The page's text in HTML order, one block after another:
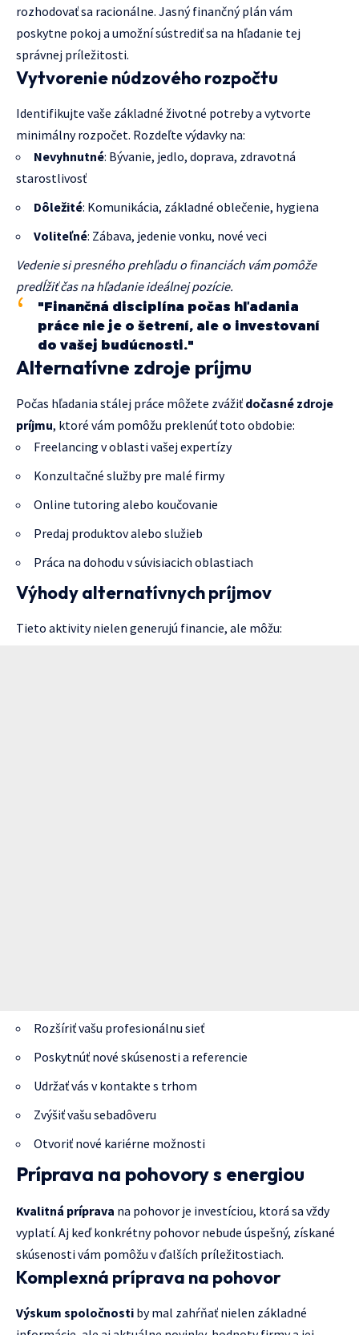
rozhodovať sa racionálne. Jasný finančný plán vám
poskytne pokoj a umožní sústrediť sa na hľadanie tej
správnej príležitosti.
Vytvorenie núdzového rozpočtu
Identifikujte vaše základné životné potreby a vytvorte
minimálny rozpočet. Rozdeľte výdavky na:
Nevyhnutné: Bývanie, jedlo, doprava, zdravotná
starostlivosť
Dôležité: Komunikácia, základné oblečenie, hygiena
Voliteľné: Zábava, jedenie vonku, nové veci
Vedenie si presného prehľadu o financiách vám pomôže
predĺžiť čas na hľadanie ideálnej pozície.
"Finančná disciplína počas hľadania
práce nie je o šetrení, ale o investovaní
do vašej budúcnosti."
Alternatívne zdroje príjmu
Počas hľadania stálej práce môžete zvážiť dočasné zdroje
príjmu, ktoré vám pomôžu preklenúť toto obdobie:
Freelancing v oblasti vašej expertízy
Konzultačné služby pre malé firmy
Online tutoring alebo koučovanie
Predaj produktov alebo služieb
Práca na dohodu v súvisiacich oblastiach
Výhody alternatívnych príjmov
Tieto aktivity nielen generujú financie, ale môžu:
Rozšíriť vašu profesionálnu sieť
Poskytnúť nové skúsenosti a referencie
Udržať vás v kontakte s trhom
Zvýšiť vašu sebadôveru
Otvoriť nové kariérne možnosti
Príprava na pohovory s energiou
Kvalitná príprava na pohovor je investíciou, ktorá sa vždy
vyplatí. Aj keď konkrétny pohovor nebude úspešný, získané
skúsenosti vám pomôžu v ďalších príležitostiach.
Komplexná príprava na pohovor
Výskum spoločnosti by mal zahŕňať nielen základné